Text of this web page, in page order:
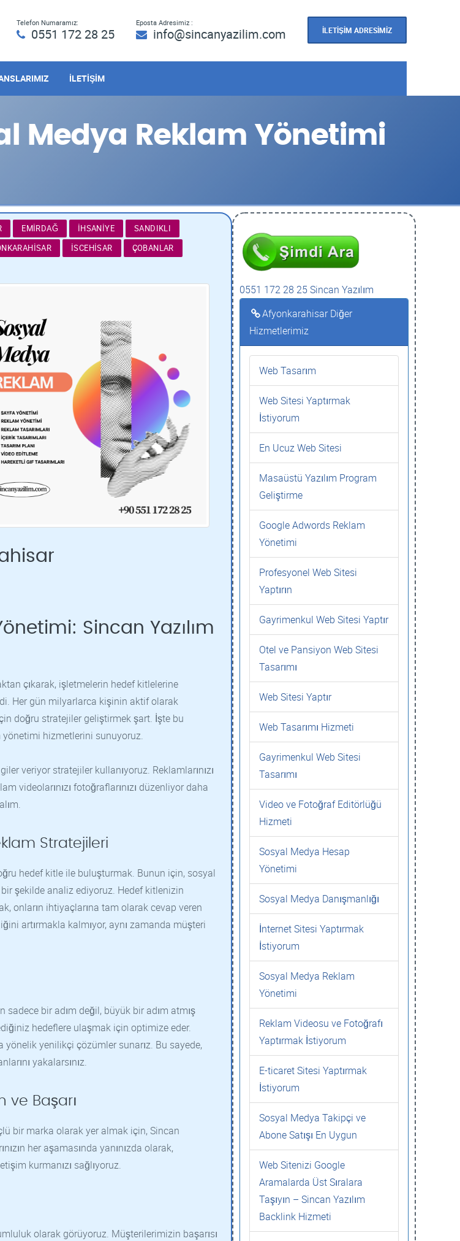
Telefon Numaramız:
0551 172 28 25
Eposta Adresimiz :
info@sincanyazilim.com İLETİŞİM ADRESİMİZ
İLETİŞİM
Medya Reklam Yönetimi
EMIRDAĞ İHSANIYE
SANDIKLI
İSCEHISAR
ÇOBANLAR
Sincan Yazılım
çıkarak, işletmelerin hedef kitlelerine
Her gün milyarlarca kişinin aktif olarak
doğru stratejiler geliştirmek şart. İşte bu
hizmetlerini sunuyoruz.
veriyor stratejiler kullanıyoruz. Reklamlarınızı
videolarınızı fotoğraflarınızı düzenliyor daha
Stratejileri
hedef kitle ile buluşturmak. Bunun için, sosyal
bir şekilde analiz ediyoruz. Hedef kitlenizin
onların ihtiyaçlarına tam olarak cevap veren
artırmakla kalmıyor, aynı zamanda müşteri
sadece bir adım değil, büyük bir adım atmış
hedeflere ulaşmak için optimize eder.
yönelik yenilikçi çözümler sunarız. Bu sayede,
yakalarsınız.
ve Başarı
bir marka olarak yer almak için, Sincan
her aşamasında yanınızda olarak,
kurmanızı sağlıyoruz.
olarak görüyoruz. Müşterilerimizin başarısı
0551 172 28 25 Sincan Yazılım
Afyonkarahisar Diğer
Hizmetlerimiz
Web Tasarım
Web Sitesi Yaptırmak
İstiyorum
En Ucuz Web Sitesi
Masaüstü Yazılım Program
Geliştirme
Google Adwords Reklam
Yönetimi
Profesyonel Web Sitesi
Yaptırın
Gayrimenkul Web Sitesi Yaptır
Otel ve Pansiyon Web Sitesi
Tasarımı
Web Sitesi Yaptır
Web Tasarımı Hizmeti
Gayrimenkul Web Sitesi
Tasarımı
Video ve Fotoğraf Editörlüğü
Hizmeti
Sosyal Medya Hesap
Yönetimi
Sosyal Medya Danışmanlığı
İnternet Sitesi Yaptırmak
İstiyorum
Sosyal Medya Reklam
Yönetimi
Reklam Videosu ve Fotoğrafı
Yaptırmak İstiyorum
E-ticaret Sitesi Yaptırmak
İstiyorum
Sosyal Medya Takipçi ve
Abone Satışı En Uygun
Web Sitenizi Google
Aramalarda Üst Sıralara
Taşıyın – Sincan Yazılım
Backlink Hizmeti